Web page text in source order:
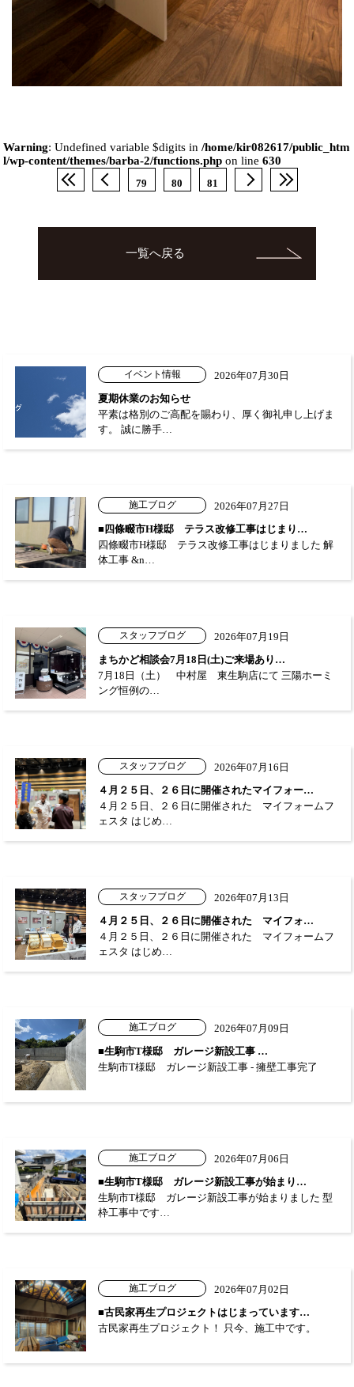
Warning: Undefined variable $digits in/home/kir082617/public_htm
l/wp-content/themes/barba-2/functions.php on line630
79 80 81
一覧へ戻る
イベント情報
2026年07月30日
夏期休業のお知らせ
平素は格別のご高配を賜わり、厚く御礼申し上げま
す。 誠に勝手…
施工ブログ
2026年07月27日
■四條畷市H様邸 テラス改修工事はじまり…
四條畷市H様邸 テラス改修工事はじまりました 解
体工事 &n…
スタッフブログ
2026年07月19日
まちかど相談会7月18日(土)ご来場あり…
7月18日（土） 中村屋 東生駒店にて 三陽ホーミ
ング恒例の…
スタッフブログ
2026年07月16日
４月２５日、２６日に開催されたマイフォー…
４月２５日、２６日に開催された マイフォームフ
ェスタ はじめ…
スタッフブログ
2026年07月13日
４月２５日、２６日に開催された マイフォ…
４月２５日、２６日に開催された マイフォームフ
ェスタ はじめ…
施工ブログ
2026年07月09日
■生駒市T様邸 ガレージ新設工事 …
生駒市T様邸 ガレージ新設工事 - 擁壁工事完了
施工ブログ
2026年07月06日
■生駒市T様邸 ガレージ新設工事が始まり…
生駒市T様邸 ガレージ新設工事が始まりました 型
枠工事中です…
施工ブログ
2026年07月02日
■古民家再生プロジェクトはじまっています…
古民家再生プロジェクト！ 只今、施工中です。